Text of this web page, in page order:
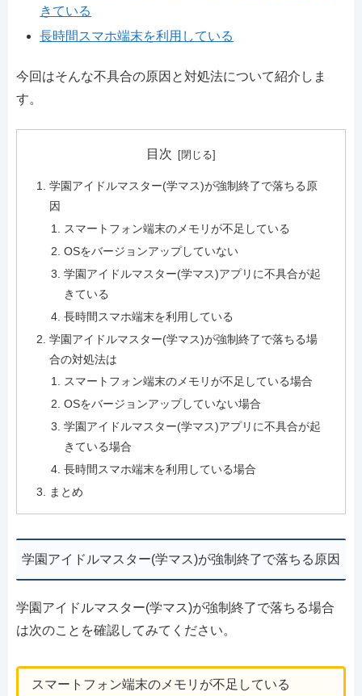
きている
長時間スマホ端末を利用している
今回はそんな不具合の原因と対処法について紹介しま
す。
目次
学園アイドルマスター(学マス)が強制終了で落ちる原
因
スマートフォン端末のメモリが不足している
OSをバージョンアップしていない
学園アイドルマスター(学マス)アプリに不具合が起
きている
長時間スマホ端末を利用している
学園アイドルマスター(学マス)が強制終了で落ちる場
合の対処法は
スマートフォン端末のメモリが不足している場合
OSをバージョンアップしていない場合
学園アイドルマスター(学マス)アプリに不具合が起
きている場合
長時間スマホ端末を利用している場合
まとめ
学園アイドルマスター(学マス)が強制終了で落ちる原因
学園アイドルマスター(学マス)が強制終了で落ちる場合
は次のことを確認してみてください。
スマートフォン端末のメモリが不足している